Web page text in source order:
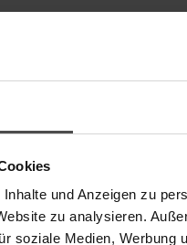
und Anzeigen zu
zu analysieren.
soziale Medien, Werbung
bereits im Schlachthof
USA üblich. Die Häute
und dann an die
durch weniger Gewicht
Schlachtabfällen
man "Leimleder". Es
die beim Beschneiden der
zur Herstellung von